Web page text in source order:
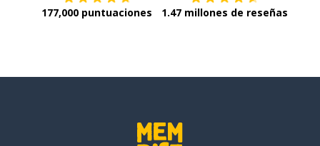
177,000 puntuaciones 1.47 millones de reseñas